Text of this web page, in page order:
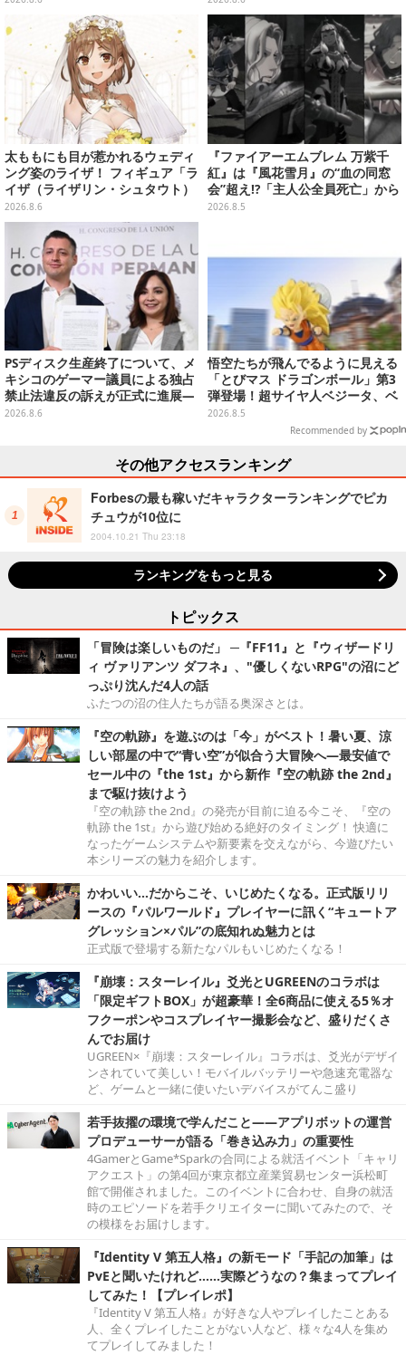
太ももにも目が惹かれるウェディ
ング姿のライザ！ フィギュア「ラ
イザ（ライザリン・シュタウト）
ウェディングStyle」が8月7日よ
り予約受付開始
2026.8.6
『ファイアーエムブレム 万紫千
紅』は『風花雪月』の“血の同窓
会”超え!?「主人公全員死亡」から
始まる物語は、様々なシリーズ作
2026.8.5
PSディスク生産終了について、メ
キシコのゲーマー議員による独占
禁止法違反の訴えが正式に進展―
「テクノロジーは自由を拡大する
2026.8.6
悟空たちが飛んでるように見える
「とびマス ドラゴンボール」第3
弾登場！超サイヤ人ベジータ、ベ
ジットなど全6種
2026.8.5
Recommended by
その他アクセスランキング
Forbesの最も稼いだキャラクターランキングでピカ
チュウが10位に
2004.10.21 Thu 23:18
ランキングをもっと見る
トピックス
「冒険は楽しいものだ」 ─『FF11』と『ウィザードリ
ィ ヴァリアンツ ダフネ』、"優しくないRPG"の沼にど
っぷり沈んだ4人の話
ふたつの沼の住人たちが語る奥深さとは。
『空の軌跡』を遊ぶのは「今」がベスト！暑い夏、涼
しい部屋の中で“青い空”が似合う大冒険へ―最安値で
セール中の『the 1st』から新作『空の軌跡 the 2nd』
まで駆け抜けよう
『空の軌跡 the 2nd』の発売が目前に迫る今こそ、『空の
軌跡 the 1st』から遊び始める絶好のタイミング！ 快適に
なったゲームシステムや新要素を交えながら、今遊びたい
本シリーズの魅力を紹介します。
かわいい…だからこそ、いじめたくなる。正式版リリ
ースの『パルワールド』プレイヤーに訊く“キュートア
グレッション×パル”の底知れぬ魅力とは
正式版で登場する新たなパルもいじめたくなる！
『崩壊：スターレイル』爻光とUGREENのコラボは
「限定ギフトBOX」が超豪華！全6商品に使える5％オ
フクーポンやコスプレイヤー撮影会など、盛りだくさ
んでお届け
UGREEN×『崩壊：スターレイル』コラボは、爻光がデザイ
ンされていて美しい！モバイルバッテリーや急速充電器な
ど、ゲームと一緒に使いたいデバイスがてんこ盛り
若手抜擢の環境で学んだこと――アプリボットの運営
プロデューサーが語る「巻き込み力」の重要性
4GamerとGame*Sparkの合同による就活イベント「キャリ
アクエスト」の第4回が東京都立産業貿易センター浜松町
館で開催されました。このイベントに合わせ、自身の就活
時のエピソードを若手クリエイターに聞いてみたので、そ
の模様をお届けします。
『Identity V 第五人格』の新モード「手記の加筆」は
PvEと聞いたけれど……実際どうなの？集まってプレイ
してみた！【プレイレポ】
『Identity V 第五人格』が好きな人やプレイしたことある
人、全くプレイしたことがない人など、様々な4人を集め
てプレイしてみました！